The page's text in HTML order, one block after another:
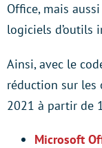
Office, mais
logiciels d’outils
Ainsi, avec le
réduction sur les
2021 à partir de
Microsoft